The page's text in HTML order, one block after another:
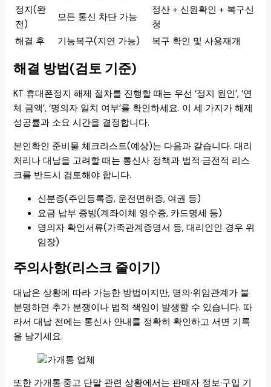
정지(완
전)
모든 통신 차단 가능
정산 + 신원확인 + 복구신
청
해결 후
기능복구(지연 가능) 복구 확인 및 사용재개
해결 방법(검토 기준)
KT 휴대폰정지 해제 절차를 진행할 때는 우선 ‘정지 원인’, ‘연
체 금액’, ‘명의자 일치 여부’를 확인하세요. 이 세 가지가 해제
성공률과 소요 시간을 결정합니다.
본인확인 준비물 체크리스트(예상)는 다음과 같습니다. 대리
처리나 대납을 고려할 때는 통신사 정책과 법적·금전적 리스
크를 반드시 검토해야 합니다.
신분증(주민등록증, 운전면허증, 여권 등)
요금 납부 증빙(계좌이체 영수증, 카드명세 등)
명의자 확인서류(가족관계증명서 등, 대리인인 경우 위
임장)
주의사항(리스크 줄이기)
대납은 상황에 따라 가능한 방법이지만, 명의·위임관계가 불
분명하면 추가 분쟁이나 법적 책임이 발생할 수 있습니다. 따
라서 대납 전에는 통신사 안내를 정확히 확인하고 서면 기록
을 남기세요.
또한 가개통·중고 단말 관련 상황에서는 판매자 정보·구입 기